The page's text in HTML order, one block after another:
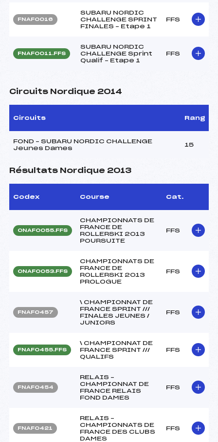
FNAF0016
SUBARU NORDIC
CHALLENGE SPRINT
FINALES – Etape 1
FFS
FNAF0011.FFS
SUBARU NORDIC
CHALLENGE Sprint
Qualif – Etape 1
FFS
Circuits Nordique 2014
Circuits Rang
FOND – SUBARU NORDIC CHALLENGE
Jeunes Dames
15
Résultats Nordique 2013
Codex Course Cat.
ONAF0055.FFS
CHAMPIONNATS DE
FRANCE DE
ROLLERSKI 2013
POURSUITE
FFS
ONAF0053.FFS
CHAMPIONNATS DE
FRANCE DE
ROLLERSKI 2013
PROLOGUE
FFS
FNAF0457
\ CHAMPIONNAT DE
FRANCE SPRINT ///
FINALES JEUNES /
JUNIORS
FFS
FNAF0455.FFS
\ CHAMPIONNAT DE
FRANCE SPRINT ///
QUALIFS
FFS
FNAF0454
RELAIS –
CHAMPIONNAT DE
FRANCE RELAIS
FOND DAMES
FFS
FNAF0421
RELAIS –
CHAMPIONNATS DE
FRANCE DES CLUBS
DAMES
FFS